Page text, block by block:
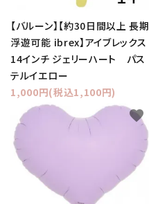
【バルーン】【約30日間以上 長期
浮遊可能 ibrex】アイブレックス
14インチ ジェリーハート パス
テルイエロー
1,000円(税込1,100円)
favorite